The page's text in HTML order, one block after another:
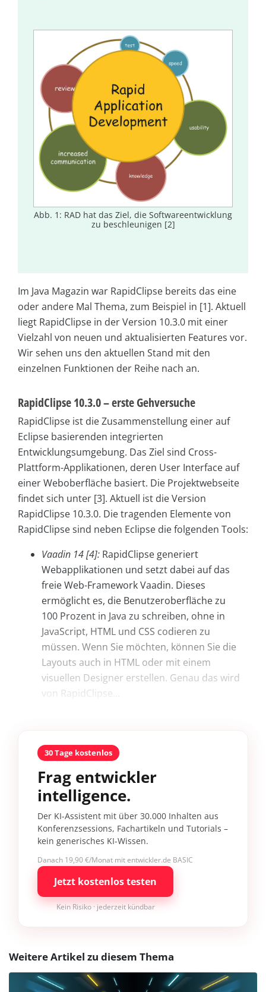
Abb. 1: RAD hat das Ziel, die Softwareentwicklung
zu beschleunigen [2]
Im Java Magazin war RapidClipse bereits das eine
oder andere Mal Thema, zum Beispiel in [1]. Aktuell
liegt RapidClipse in der Version 10.3.0 mit einer
Vielzahl von neuen und aktualisierten Features vor.
Wir sehen uns den aktuellen Stand mit den
einzelnen Funktionen der Reihe nach an.
RapidClipse 10.3.0 – erste Gehversuche
RapidClipse ist die Zusammenstellung einer auf
Eclipse basierenden integrierten
Entwicklungsumgebung. Das Ziel sind Cross-
Plattform-Applikationen, deren User Interface auf
einer Weboberfläche basiert. Die Projektwebseite
findet sich unter [3]. Aktuell ist die Version
RapidClipse 10.3.0. Die tragenden Elemente von
RapidClipse sind neben Eclipse die folgenden Tools:
Vaadin 14 [4]: RapidClipse generiert
Webapplikationen und setzt dabei auf das
freie Web-Framework Vaadin. Dieses
ermöglicht es, die Benutzeroberfläche zu
100 Prozent in Java zu schreiben, ohne in
JavaScript, HTML und CSS codieren zu
müssen. Wenn Sie möchten, können Sie die
Layouts auch in HTML oder mit einem
visuellen Designer erstellen. Genau das wird
von RapidClipse...
30 Tage kostenlos
Frag entwickler
intelligence.
Der KI-Assistent mit über 30.000 Inhalten aus
Konferenzsessions, Fachartikeln und Tutorials –
kein generisches KI-Wissen.
Danach 19,90 €/Monat mit entwickler.de BASIC
Jetzt kostenlos testen
Kein Risiko · jederzeit kündbar
Weitere Artikel zu diesem Thema